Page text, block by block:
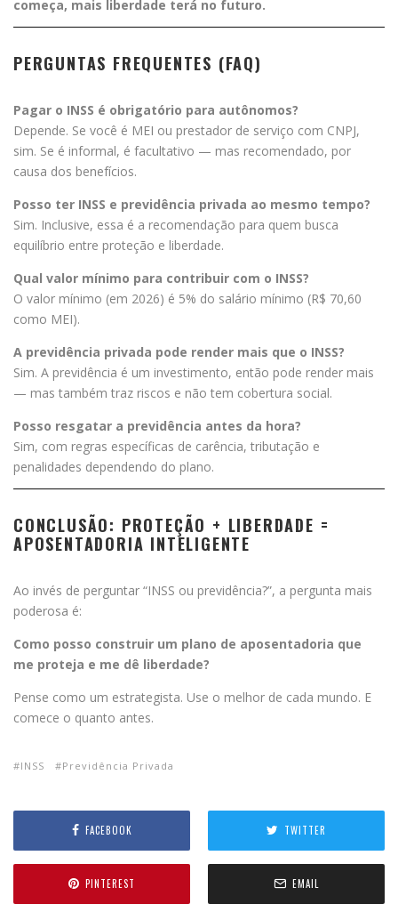
começa, mais liberdade terá no futuro.
PERGUNTAS FREQUENTES (FAQ)
Pagar o INSS é obrigatório para autônomos?
Depende. Se você é MEI ou prestador de serviço com CNPJ,
sim. Se é informal, é facultativo — mas recomendado, por
causa dos benefícios.
Posso ter INSS e previdência privada ao mesmo tempo?
Sim. Inclusive, essa é a recomendação para quem busca
equilíbrio entre proteção e liberdade.
Qual valor mínimo para contribuir com o INSS?
O valor mínimo (em 2026) é 5% do salário mínimo (R$ 70,60
como MEI).
A previdência privada pode render mais que o INSS?
Sim. A previdência é um investimento, então pode render mais
— mas também traz riscos e não tem cobertura social.
Posso resgatar a previdência antes da hora?
Sim, com regras específicas de carência, tributação e
penalidades dependendo do plano.
CONCLUSÃO: PROTEÇÃO + LIBERDADE =
APOSENTADORIA INTELIGENTE
Ao invés de perguntar “INSS ou previdência?”, a pergunta mais
poderosa é:
Como posso construir um plano de aposentadoria que
me proteja e me dê liberdade?
Pense como um estrategista. Use o melhor de cada mundo. E
comece o quanto antes.
INSS Previdência Privada
FACEBOOK TWITTER
PINTEREST EMAIL